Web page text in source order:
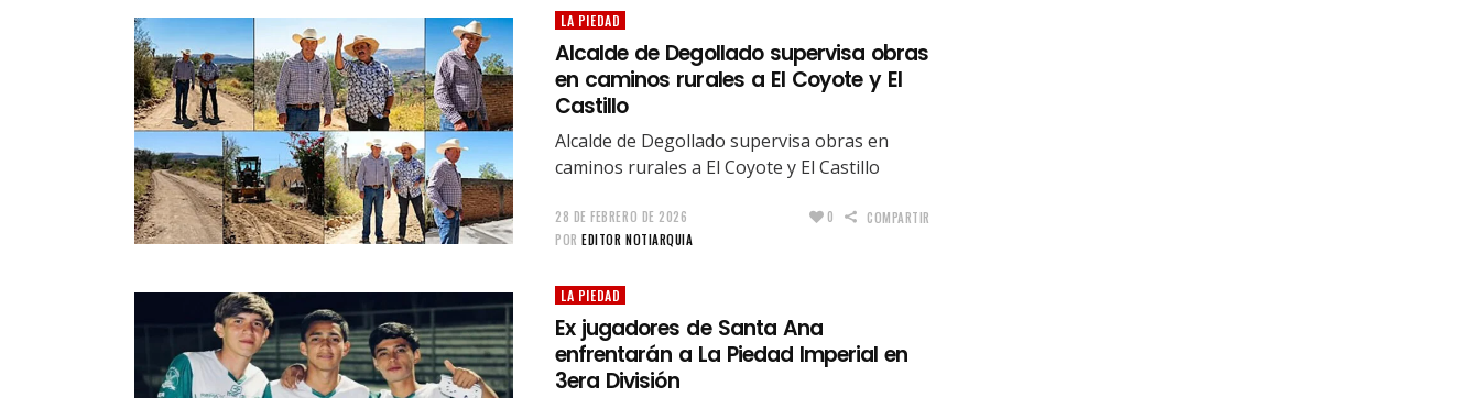
LA PIEDAD
Alcalde de Degollado supervisa obras
en caminos rurales a El Coyote y El
Castillo
Alcalde de Degollado supervisa obras en
caminos rurales a El Coyote y El Castillo
28 DE FEBRERO DE 2026
POR EDITOR NOTIARQUIA
0 COMPARTIR
LA PIEDAD
Ex jugadores de Santa Ana
enfrentarán a La Piedad Imperial en
3era División